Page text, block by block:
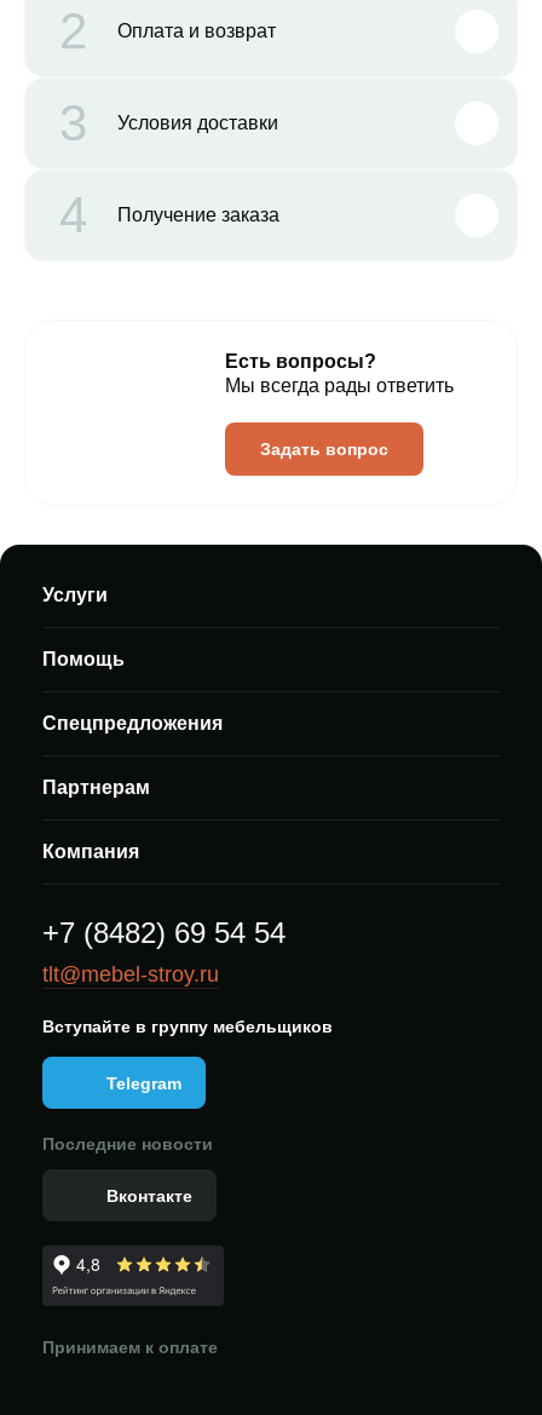
2 Оплата и возврат
3 Условия доставки
4 Получение заказа
Есть вопросы?
Мы всегда рады ответить
Задать вопрос
Услуги
Помощь
Спецпредложения
Партнерам
Компания
+7 (8482) 69 54 54
tlt@mebel-stroy.ru
Вступайте в группу мебельщиков
Telegram
Последние новости
Вконтакте
Принимаем к оплате